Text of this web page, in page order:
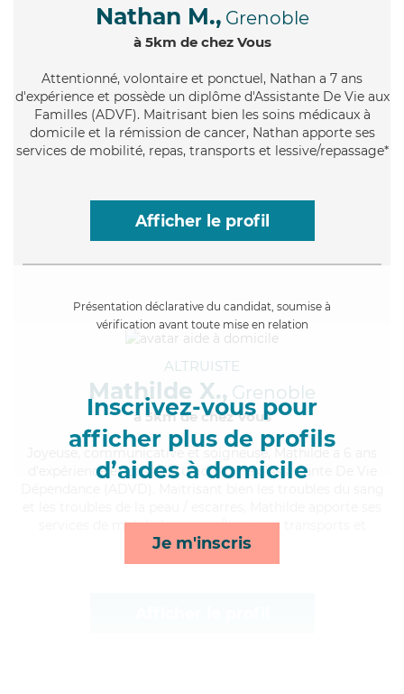
Nathan M., Grenoble
à 5km de chez Vous
Attentionné, volontaire et ponctuel, Nathan a 7 ans
d'expérience et possède un diplôme d'Assistante De Vie aux
Familles (ADVF). Maitrisant bien les soins médicaux à
domicile et la rémission de cancer, Nathan apporte ses
services de mobilité, repas, transports et lessive/repassage*
Afficher le profil
Présentation déclarative du candidat, soumise à
vérification avant toute mise en relation
Inscrivez-vous pour
afficher plus de profils
d’aides à domicile
Je m'inscris
ALTRUISTE
Mathilde X., Grenoble
à 5km de chez Vous
, communicative et soigneuse, Mathilde a 6 ans
d'expérience et possède un diplôme d'Assistante De Vie
services de mobilité, courses/livraison, transports et
activités*